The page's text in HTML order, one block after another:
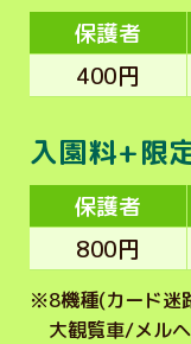
保護者
400円
入園料+限
保護者
800円
※8機種(カード迷
大観覧車/メル